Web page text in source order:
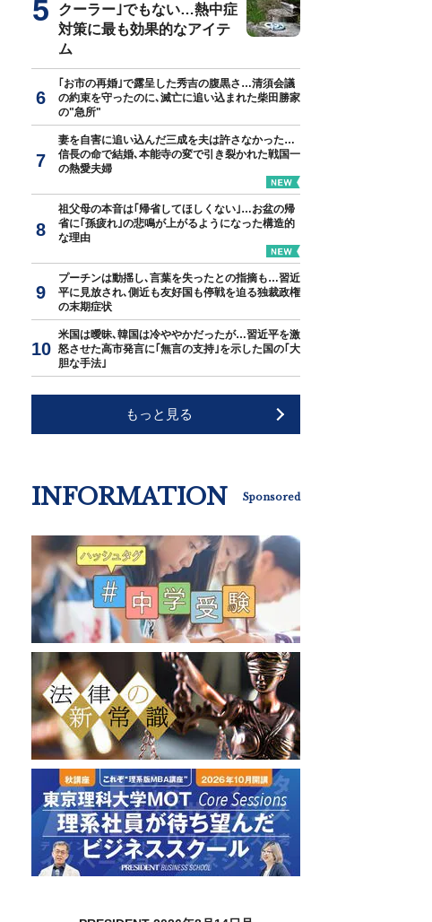
クーラー｣でもない…熱中症
対策に最も効果的なアイテ
ム
｢お市の再婚｣で露呈した秀吉の腹黒さ…清須会議
の約束を守ったのに､滅亡に追い込まれた柴田勝家
の"急所"
妻を自害に追い込んだ三成を夫は許さなかった…
信長の命で結婚､本能寺の変で引き裂かれた戦国一
の熱愛夫婦
祖父母の本音は｢帰省してほしくない｣…お盆の帰
省に｢孫疲れ｣の悲鳴が上がるようになった構造的
な理由
プーチンは動揺し､言葉を失ったとの指摘も…習近
平に見放され､側近も友好国も停戦を迫る独裁政権
の末期症状
米国は曖昧､韓国は冷ややかだったが…習近平を激
怒させた高市発言に｢無言の支持｣を示した国の｢大
胆な手法｣
もっと見る
INFORMATION Sponsored